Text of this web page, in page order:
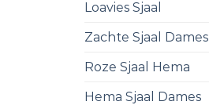
Loavies Sjaal
Zachte Sjaal Dames
Roze Sjaal Hema
Hema Sjaal Dames